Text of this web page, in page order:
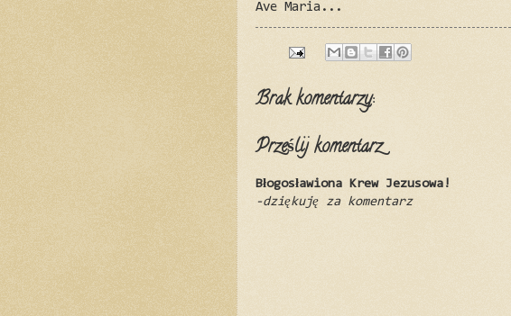
Ave Maria...
Brak komentarzy:
Prześlij komentarz
Błogosławiona Krew Jezusowa!
-dziękuję za komentarz